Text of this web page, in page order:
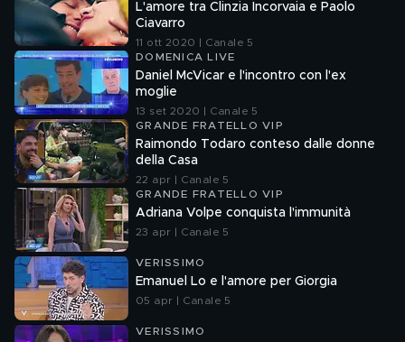
L'amore tra Clinzia Incorvaia e Paolo
Ciavarro
11 ott 2020 | Canale 5
DOMENICA LIVE
Daniel McVicar e l'incontro con l'ex
moglie
13 set 2020 | Canale 5
GRANDE FRATELLO VIP
Raimondo Todaro conteso dalle donne
della Casa
22 apr | Canale 5
GRANDE FRATELLO VIP
Adriana Volpe conquista l'immunità
23 apr | Canale 5
VERISSIMO
Emanuel Lo e l'amore per Giorgia
05 apr | Canale 5
VERISSIMO